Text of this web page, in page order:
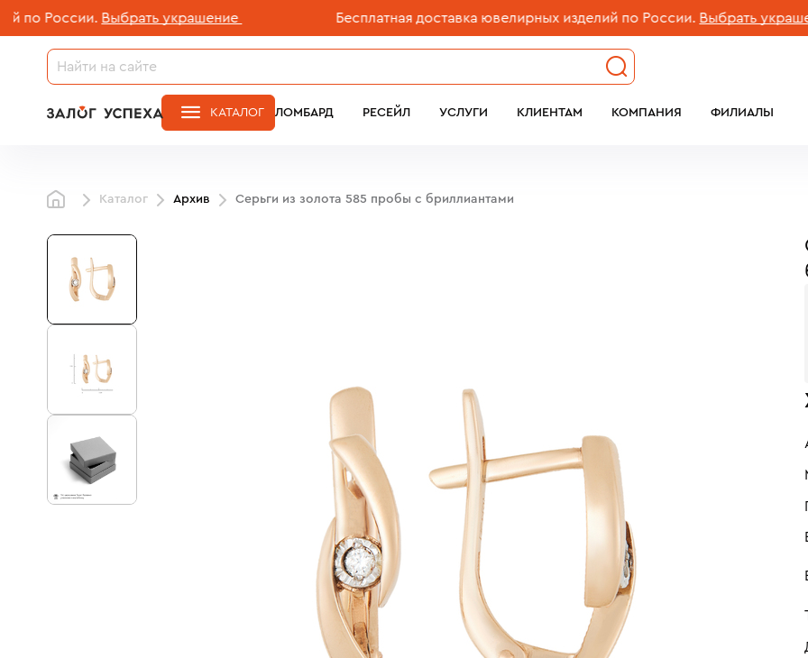
России. Выбрать украшение Бесплатная доставка ювелирных изделий по России. Выбрать украшение
ЛОМБАРД РЕСЕЙЛ УСЛУГИ КЛИЕНТАМ КОМПАНИЯ ФИЛИАЛЫ
КАТАЛОГ
Каталог Архив Серьги из золота 585 пробы c бриллиантами